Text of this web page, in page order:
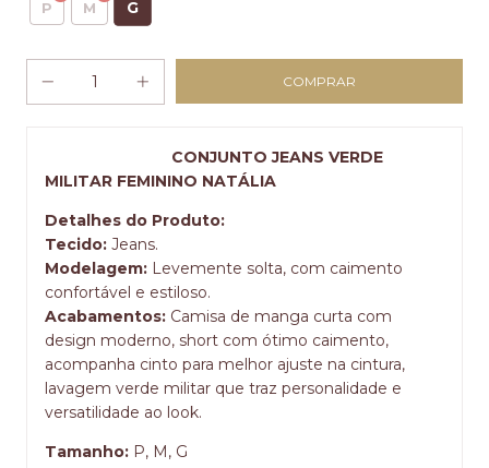
P M G
CONJUNTO JEANS VERDE
MILITAR FEMININO NATÁLIA
Detalhes do Produto:
Tecido: Jeans.
Modelagem: Levemente solta, com caimento
confortável e estiloso.
Acabamentos: Camisa de manga curta com
design moderno, short com ótimo caimento,
acompanha cinto para melhor ajuste na cintura,
lavagem verde militar que traz personalidade e
versatilidade ao look.
Tamanho: P, M, G